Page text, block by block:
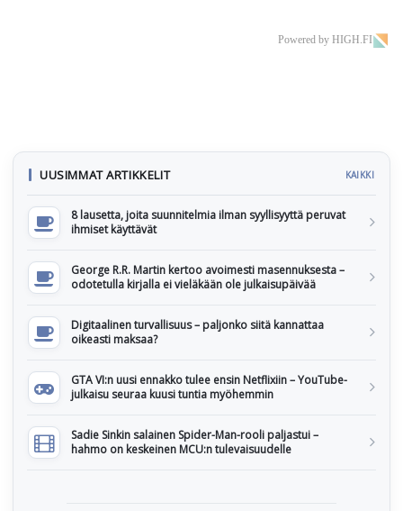
Powered by HIGH.FI
UUSIMMAT ARTIKKELIT KAIKKI
8 lausetta, joita suunnitelmia ilman syyllisyyttä peruvat
ihmiset käyttävät
George R.R. Martin kertoo avoimesti masennuksesta –
odotetulla kirjalla ei vieläkään ole julkaisupäivää
Digitaalinen turvallisuus – paljonko siitä kannattaa
oikeasti maksaa?
GTA VI:n uusi ennakko tulee ensin Netflixiin – YouTube-
julkaisu seuraa kuusi tuntia myöhemmin
Sadie Sinkin salainen Spider-Man-rooli paljastui –
hahmo on keskeinen MCU:n tulevaisuudelle